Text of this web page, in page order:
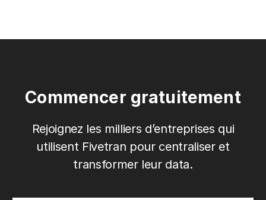
Commencer gratuitement
Rejoignez les milliers d’entreprises qui
utilisent Fivetran pour centraliser et
transformer leur data.